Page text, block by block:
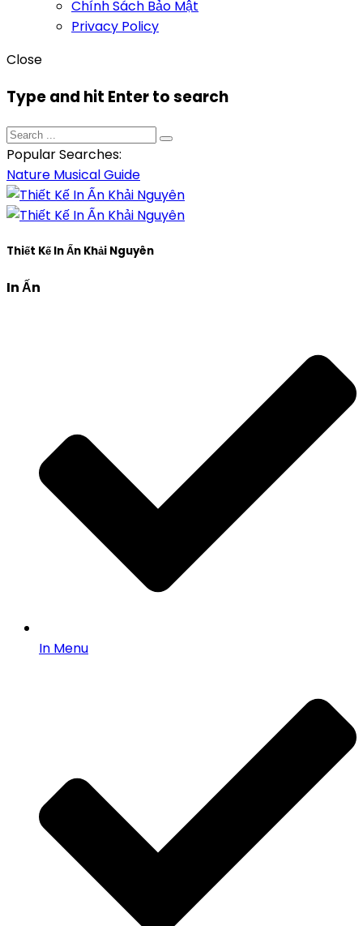
Chính Sách Bảo Mật
Privacy Policy
Close
Type and hit Enter to search
Popular Searches:
Nature MusicalGuide
Thiết Kế In Ấn Khải Nguyên
In Ấn
In Menu